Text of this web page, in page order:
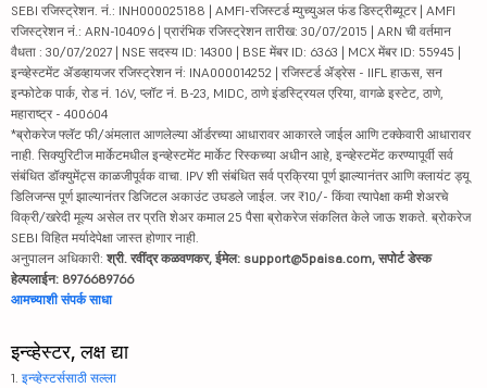
SEBI रजिस्ट्रेशन. नं.: INH000025188 | AMFI-रजिस्टर्ड म्युच्युअल फंड डिस्ट्रीब्यूटर | AMFI
रजिस्ट्रेशन नं.: ARN-104096 | प्रारंभिक रजिस्ट्रेशन तारीख: 30/07/2015 | ARN ची वर्तमान
वैधता : 30/07/2027 | NSE सदस्य ID: 14300 | BSE मेंबर ID: 6363 | MCX मेंबर ID: 55945 |
इन्व्हेस्टमेंट ॲडव्हायजर रजिस्ट्रेशन नं: INA000014252 | रजिस्टर्ड ॲड्रेस - IIFL हाऊस, सन
इन्फोटेक पार्क, रोड नं. 16V, प्लॉट नं. B-23, MIDC, ठाणे इंडस्ट्रियल एरिया, वागळे इस्टेट, ठाणे,
महाराष्ट्र - 400604
*ब्रोकरेज फ्लॅट फी/अंमलात आणलेल्या ऑर्डरच्या आधारावर आकारले जाईल आणि टक्केवारी आधारावर
नाही. सिक्युरिटीज मार्केटमधील इन्व्हेस्टमेंट मार्केट रिस्कच्या अधीन आहे, इन्व्हेस्टमेंट करण्यापूर्वी सर्व
संबंधित डॉक्युमेंट्स काळजीपूर्वक वाचा. IPV शी संबंधित सर्व प्रक्रिया पूर्ण झाल्यानंतर आणि क्लायंट ड्यू
डिलिजन्स पूर्ण झाल्यानंतर डिजिटल अकाउंट उघडले जाईल. जर ₹10/- किंवा त्यापेक्षा कमी शेअरचे
विक्री/खरेदी मूल्य असेल तर प्रति शेअर कमाल 25 पैसा ब्रोकरेज संकलित केले जाऊ शकते. ब्रोकरेज
SEBI विहित मर्यादेपेक्षा जास्त होणार नाही.
अनुपालन अधिकारी: श्री. रवींद्र कळवणकर, ईमेल: support@5paisa.com, सपोर्ट डेस्क
हेल्पलाईन: 8976689766
आमच्याशी संपर्क साधा
इन्व्हेस्टर, लक्ष द्या
1. इन्व्हेस्टर्ससाठी सल्ला